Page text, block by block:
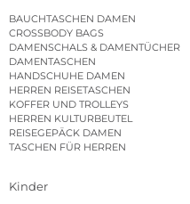
BAUCHTASCHEN DAMEN
CROSSBODY BAGS
DAMENSCHALS & DAMENTÜCHER
DAMENTASCHEN
HANDSCHUHE DAMEN
HERREN REISETASCHEN
KOFFER UND TROLLEYS
HERREN KULTURBEUTEL
REISEGEPÄCK DAMEN
TASCHEN FÜR HERREN
Kinder